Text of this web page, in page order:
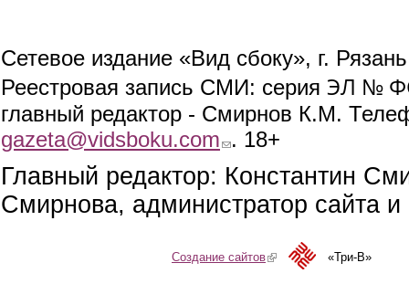
Сетевое издание «Вид сбоку», г.
Реестровая запись СМИ: серия ЭЛ №
главный редактор - Смирнов К.М.
gazeta@vidsboku.com (link sends e-mail)
. 18+
Главный редактор: Константин
Смирнова, администратор сайта
Создание сайтов(link is external)«Три-В»